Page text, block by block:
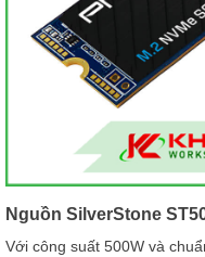
Nguồn SilverStone
Với công suất 500W và